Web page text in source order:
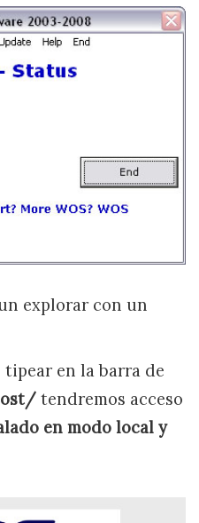
explorar con un
en la barra de
tendremos acceso
en modo local y